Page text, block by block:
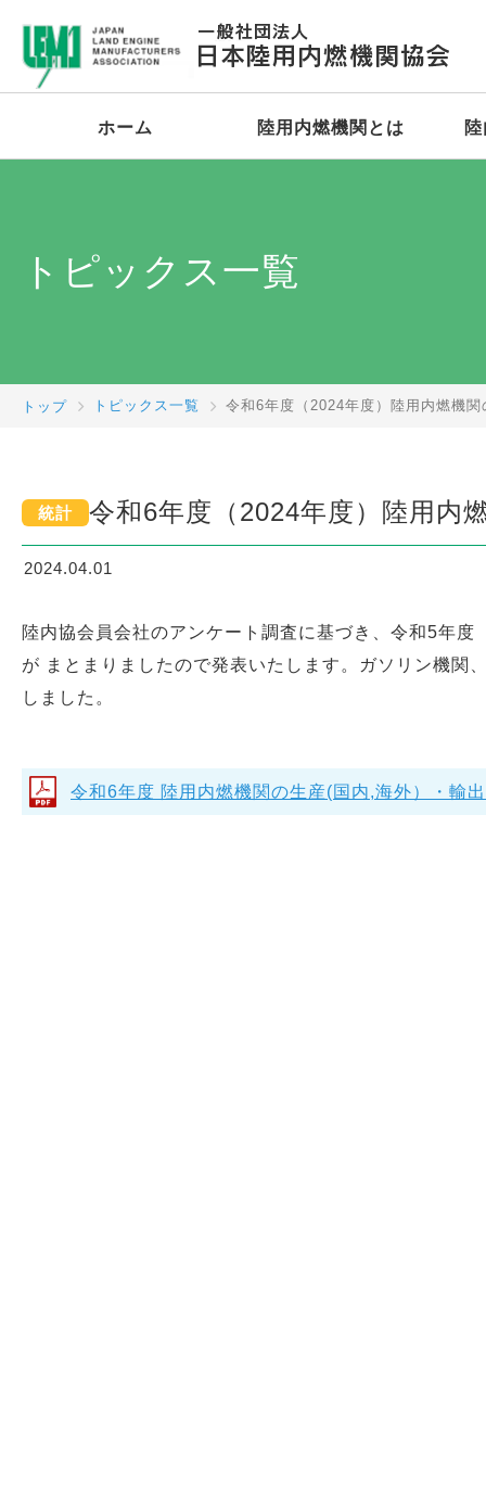
ホーム 陸用内燃機関とは
トピックス一覧
トップ トピックス一覧 令和6年度（2024年度）陸用内燃機
統計 令和6年度（2024年度）陸用内
2024.04.01
陸内協会員会社のアンケート調査に基づき、令和5年
が まとまりましたので発表いたします。ガソリン機関
しました。
令和6年度 陸用内燃機関の生産(国内,海外）・輸